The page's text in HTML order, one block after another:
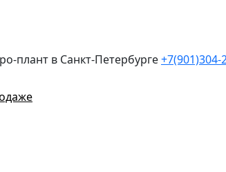
содержанию
плант в Санкт-Петербурге+7(901)304-